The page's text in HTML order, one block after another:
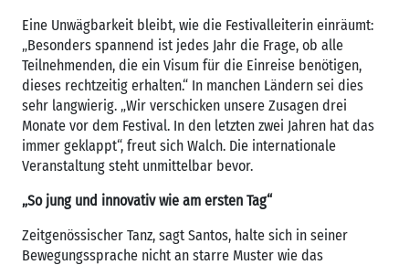
Eine Unwägbarkeit bleibt, wie die Festivalleiterin einräumt:
„Besonders spannend ist jedes Jahr die Frage, ob alle
Teilnehmenden, die ein Visum für die Einreise benötigen,
dieses rechtzeitig erhalten.“ In manchen Ländern sei dies
sehr langwierig. „Wir verschicken unsere Zusagen drei
Monate vor dem Festival. In den letzten zwei Jahren hat das
immer geklappt“, freut sich Walch. Die internationale
Veranstaltung steht unmittelbar bevor.
„So jung und innovativ wie am ersten Tag“
Zeitgenössischer Tanz, sagt Santos, halte sich in seiner
Bewegungssprache nicht an starre Muster wie das